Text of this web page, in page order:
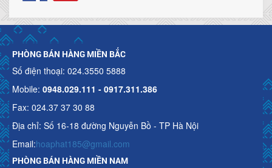
PHÒNG BÁN HÀNG MIỀN BẮC
Số điện thoại: 024.3550 5888
Mobile: 0948.029.111 - 0917.311.386
Fax: 024.37 37 30 88
Địa chỉ: Số 16-18 đường Nguyễn Bồ - TP Hà Nội
Email:hoaphat185@gmail.com
PHÒNG BÁN HÀNG MIỀN NAM